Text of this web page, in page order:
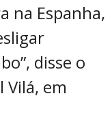
na Espanha,
disse o
Vilá, em